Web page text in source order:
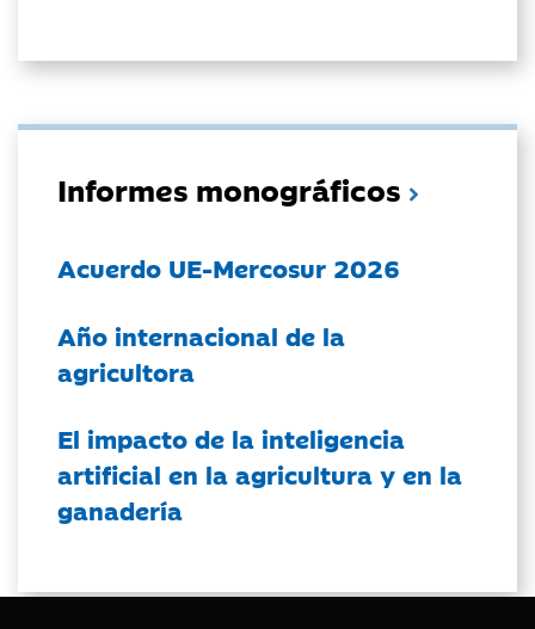
Informes monográficos
Acuerdo UE-Mercosur 2026
Año internacional de la
agricultora
El impacto de la inteligencia
artificial en la agricultura y en la
ganadería